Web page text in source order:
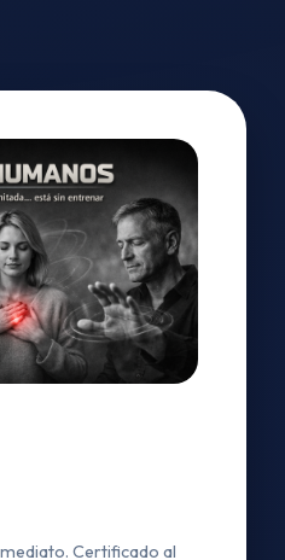
Certificado al